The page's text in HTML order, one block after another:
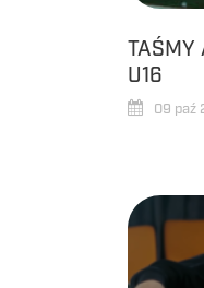
TAŚMY
U16
09 paź